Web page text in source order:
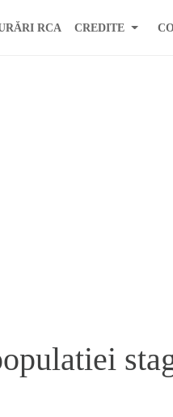
RCA CREDITE